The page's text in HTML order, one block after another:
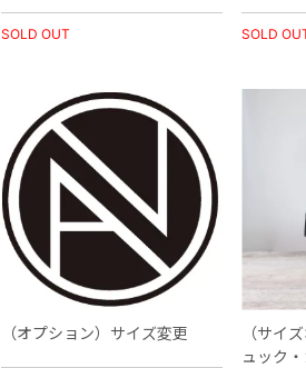
SOLD OUT SOLD
（オプション）サイズ変更
（サイ
ュック